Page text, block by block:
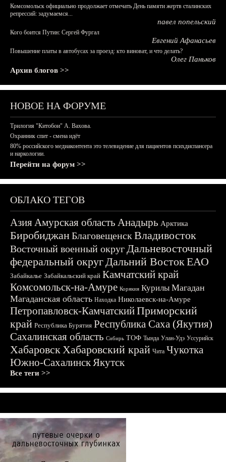
Комсомольск официально продолжает отмечать День памяти жертв сталинских
репрессий: задумаемся...
павел попельский
Кого боится Путин: Сергей Фургал
Евгений Афанасьев
Повышение платы в автобусах за проезд: кто виноват, и что делать?
Олег Паньков
Архив блогов >>
НОВОЕ НА ФОРУМЕ
Трилогия "Китобои" А. Вахова.
Охранник спит - смена идёт
80% российского медиаконтента это телевидение для пациентов психдиспансера
и наркологии.
Перейти на форум >>
ОБЛАКО ТЕГОВ
АзияАмурская область Анадырь Арктика
БиробиджанБлаговещенскВладивосток
Восточный военный округДальневосточный
федеральный округДальний ВостокЕАО
Забайкалье Забайкальский край Камчатский край
Комсомольск-на-Амуре Корякия Курилы Магадан
Магаданская область Находка Николаевск-на-Амуре
Петропавловск-КамчатскийПриморский
край Республика Бурятия Республика Саха (Якутия)
Сахалинская область Сибирь ТОФ Тында Улан-Удэ Уссурийск
ХабаровскХабаровский край Чита Чукотка
Южно-СахалинскЯкутск
Все теги >>